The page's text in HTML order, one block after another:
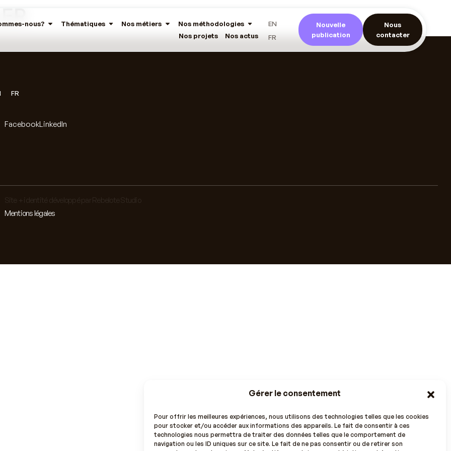
Gérer le consentement
Pour offrir les meilleures expériences, nous utilisons des technologies telles que les cookies
pour stocker et/ou accéder aux informations des appareils. Le fait de consentir à ces
technologies nous permettra de traiter des données telles que le comportement de
navigation ou les ID uniques sur ce site. Le fait de ne pas consentir ou de retirer son
nous? Thématiques Nos métiers
Nos méthodologies
Nos projets
Nos actus
EN
FR
Nouvelle
publication
Nous
contacter
FR
FacebookLinkedIn
Site + identité développé par Rebelote Studio
Mentions légales